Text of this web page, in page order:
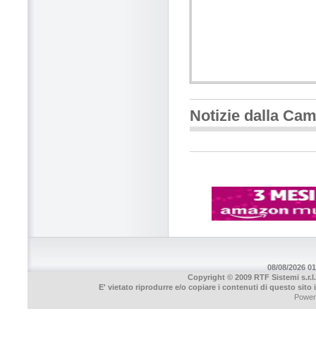
Notizie dalla
08/08/2026
Copyright © 2009 RTF Sistemi
E' vietato riprodurre e/o copiare i contenuti di questo